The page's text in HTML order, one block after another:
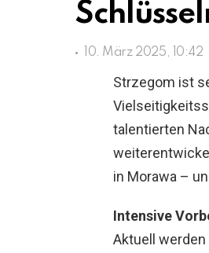
10. März 2025, 10:42
Strzegom ist
talentierten
in Morawa –
Intensive
Aktuell